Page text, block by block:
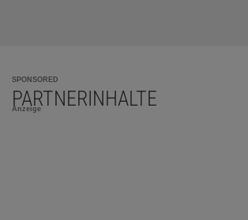
SPONSORED
PARTNERINHALTE
Anzeige